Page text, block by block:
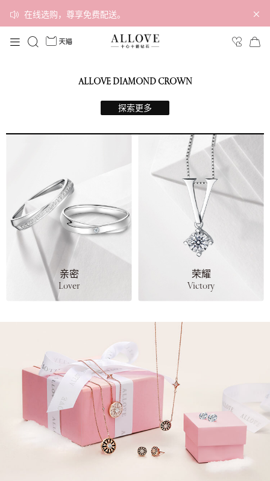
在线选购，尊享免费配送。
ALLOVE DIAMOND CROWN
探索更多
亲密
Lover
荣耀
Victory